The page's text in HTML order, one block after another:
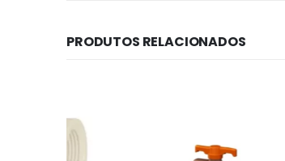
PRODUTOS RELACIONADOS